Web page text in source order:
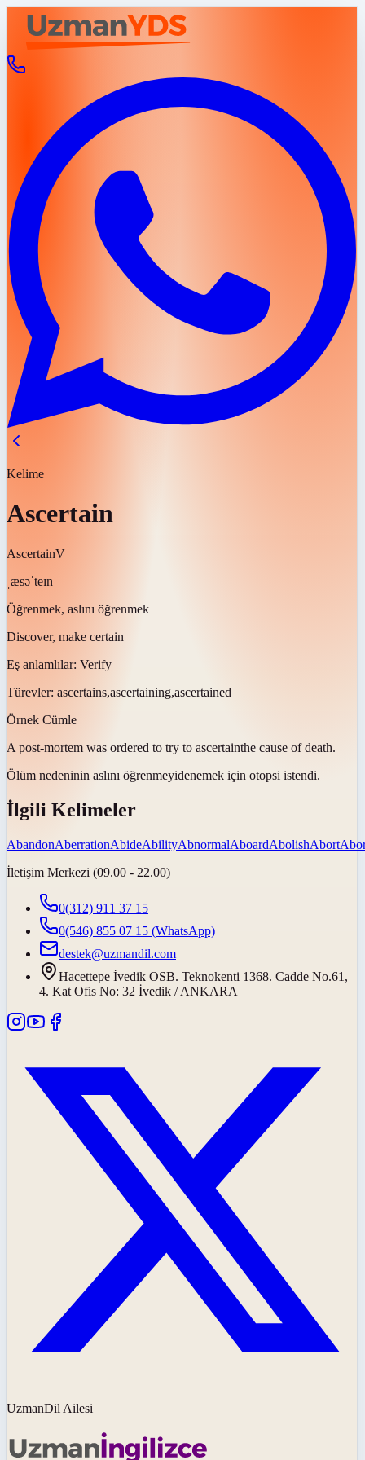
Kelime
Ascertain
AscertainV
ˌæsəˈteɪn
Öğrenmek, aslını öğrenmek
Discover, make certain
Eş anlamlılar: Verify
Türevler: ascertains,ascertaining,ascertained
Örnek Cümle
A post-mortem was ordered to try to ascertainthe cause of death.
Ölüm nedeninin aslını öğrenmeyidenemek için otopsi istendi.
İlgili Kelimeler
AbandonAberrationAbideAbilityAbnormalAboardAbolishAbort
İletişim Merkezi (09.00 - 22.00)
0(312) 911 37 15
0(546) 855 07 15 (WhatsApp)
destek@uzmandil.com
Hacettepe İvedik OSB. Teknokenti 1368. Cadde No.61,
4. Kat Ofis No: 32 İvedik / ANKARA
UzmanDil Ailesi